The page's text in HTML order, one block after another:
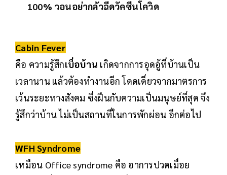
100% วอนอย่ากลัวฉีดวัคซีนโควิด
Cabin Fever
คือ ความรู้สึกเบื่อบ้าน เกิดจากการอุดอู้ที่บ้านเป็น
เวลานาน แล้วต้องทำงานอีก โดดเดี่ยวจากมาตรการ
เว้นระยะทางสังคม ซึ่งฝืนกับความเป็นมนุษย์ที่สุด จึง
รู้สึกว่าบ้าน ไม่เป็นสถานที่ในการพักผ่อน อีกต่อไป
WFH Syndrome
เหมือน Office syndrome คือ อาการปวดเมื่อย